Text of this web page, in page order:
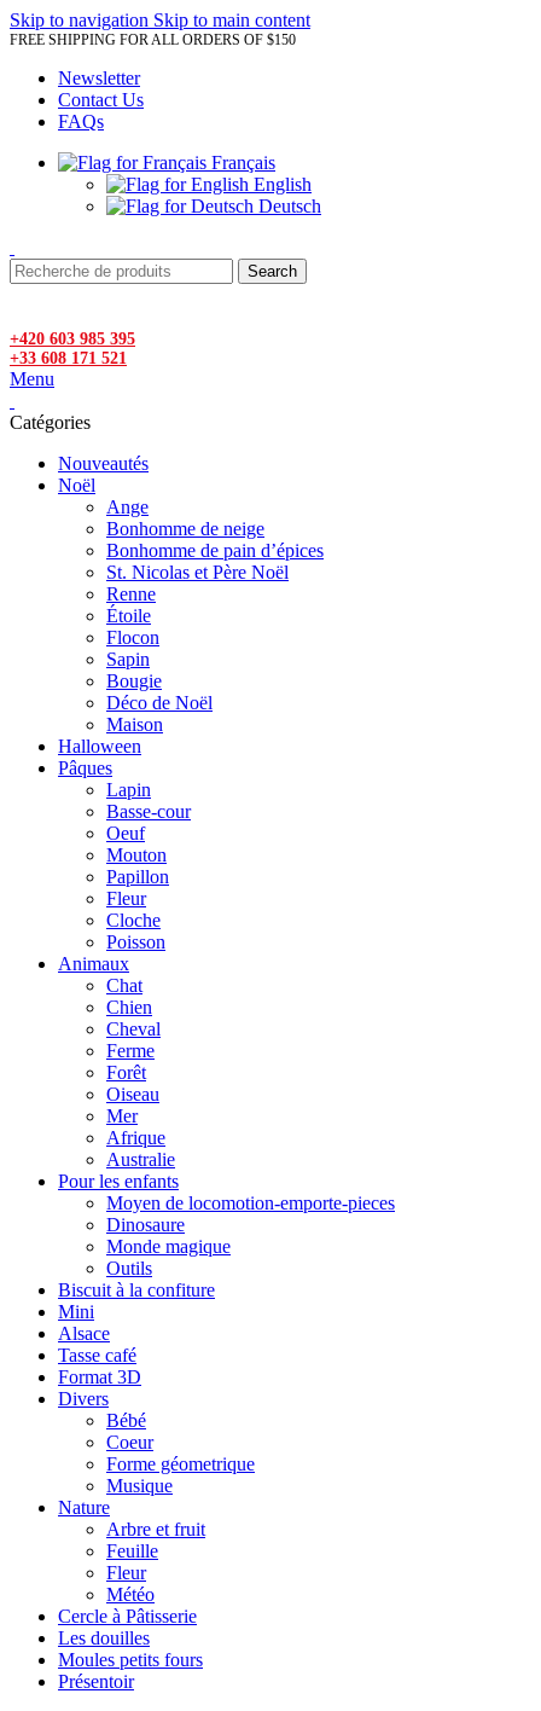
Skip to navigation Skip to main content
FREE SHIPPING FOR ALL ORDERS OF $150
Newsletter
Contact Us
FAQs
Français
English
Deutsch
Search
+420 603 985 395
+33 608 171 521
Menu
Catégories
Nouveautés
Noël
Ange
Bonhomme de neige
Bonhomme de pain d’épices
St. Nicolas et Père Noël
Renne
Étoile
Flocon
Sapin
Bougie
Déco de Noël
Maison
Halloween
Pâques
Lapin
Basse-cour
Oeuf
Mouton
Papillon
Fleur
Cloche
Poisson
Animaux
Chat
Chien
Cheval
Ferme
Forêt
Oiseau
Mer
Afrique
Australie
Pour les enfants
Moyen de locomotion-emporte-pieces
Dinosaure
Monde magique
Outils
Biscuit à la confiture
Mini
Alsace
Tasse café
Format 3D
Divers
Bébé
Coeur
Forme géometrique
Musique
Nature
Arbre et fruit
Feuille
Fleur
Météo
Cercle à Pâtisserie
Les douilles
Moules petits fours
Présentoir